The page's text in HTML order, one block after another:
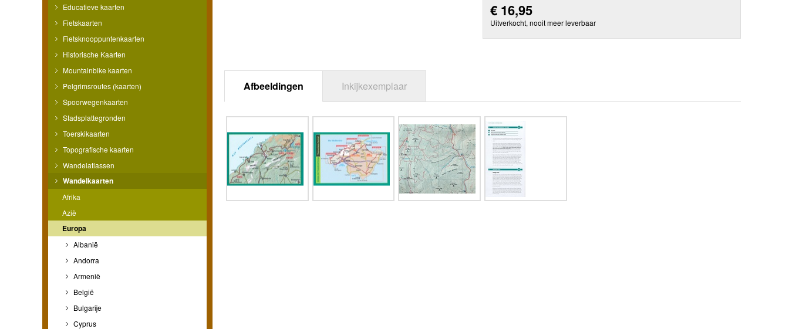
Educatieve kaarten
Fietskaarten
Fietsknooppuntenkaarten
Historische Kaarten
Mountainbike kaarten
Pelgrimsroutes (kaarten)
Spoorwegenkaarten
Stadsplattegronden
Toerskikaarten
Topografische kaarten
Wandelatlassen
Wandelkaarten
Afrika
Azië
Europa
Albanië
Andorra
Armenië
België
Bulgarije
Cyprus
€ 16,95
Uitverkocht, nooit meer leverbaar
Afbeeldingen Inkijkexemplaar